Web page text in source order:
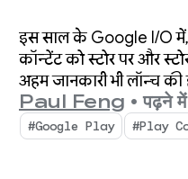
इस साल के Google I/O
कॉन्टेंट को स्टोर पर और
अहम जानकारी भी लॉन्च
Paul Feng • पढ़ने
#Google Play #Play